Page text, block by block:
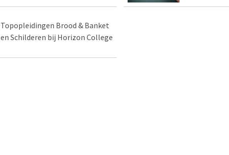
Topopleidingen Brood & Banket
en Schilderen bij Horizon College